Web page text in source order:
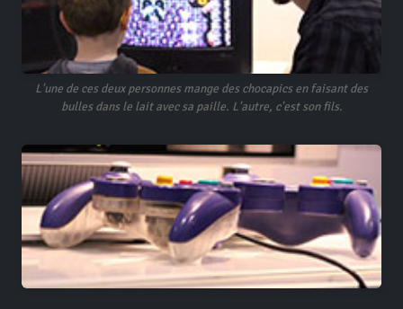
L'une de ces deux personnes mange des chocapics en faisant des
bulles dans le lait avec sa paille. L'autre, c'est son fils.